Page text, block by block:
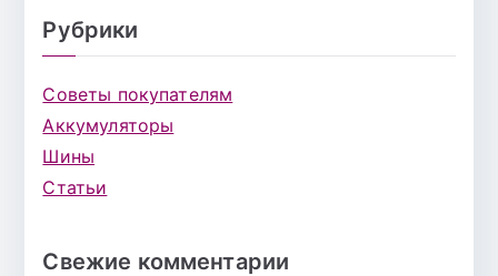
Рубрики
Советы покупателям
Аккумуляторы
Шины
Статьи
Свежие комментарии